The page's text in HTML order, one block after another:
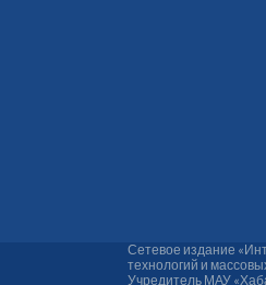
Сетевое издание
технологий и
Учредитель МАУ